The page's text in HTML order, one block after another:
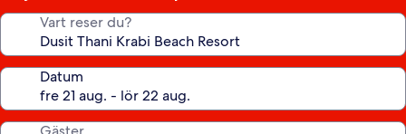
Vart reser du?
Datum